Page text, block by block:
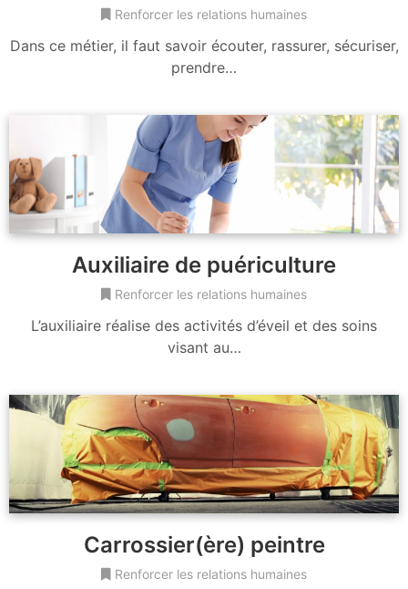
Renforcer les relations humaines
Dans ce métier, il faut savoir écouter, rassurer, sécuriser,
prendre…
Auxiliaire de puériculture
Renforcer les relations humaines
L’auxiliaire réalise des activités d’éveil et des soins
visant au…
Carrossier(ère) peintre
Renforcer les relations humaines